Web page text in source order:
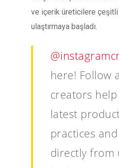
ve içerik üreticilere çeşitli
ulaştırmaya başladı.
here! Follow
creators
latest
practices
directly from